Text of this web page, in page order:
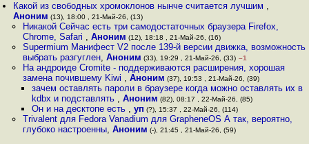
Какой из свободных хромоклонов нынче считается лучшим ,
Аноним (13), 18:00 , 21-Май-26, (13)
Никакой Сейчас есть три самодостаточных браузера Firefox,
Chrome, Safari , Аноним (12), 18:18 , 21-Май-26, (16)
Supermium Манифест V2 после 139-й версии движка, возможность
выбрать разгуглен, Аноним (33), 19:29 , 21-Май-26, (33) –1
На андроиде Cromite - поддерживаются расширения, хорошая
замена почившему Kiwi , Аноним (37), 19:53 , 21-Май-26, (39)
зачем оставлять пароли в браузере когда можно оставлять их в
kdbx и подставлять , Аноним (82), 08:17 , 22-Май-26, (85)
Он и на десктопе есть , уп (?), 15:37 , 22-Май-26, (114)
Trivalent для Fedora Vanadium для GrapheneOS А так, вероятно,
глубоко настроенны, Аноним (-), 21:45 , 21-Май-26, (59)